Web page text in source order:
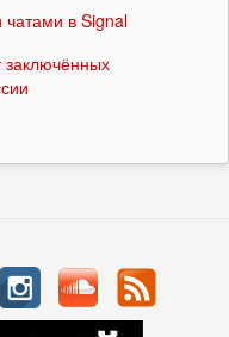
в Signal